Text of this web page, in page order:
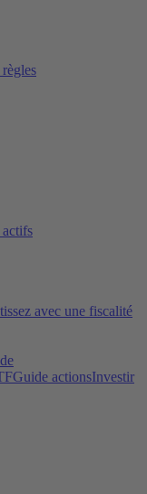
actifs
avec une fiscalité
Guide actionsInvestir